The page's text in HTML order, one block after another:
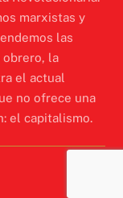
marxistas y
las
obrero, la
el actual
no ofrece una
el capitalismo.